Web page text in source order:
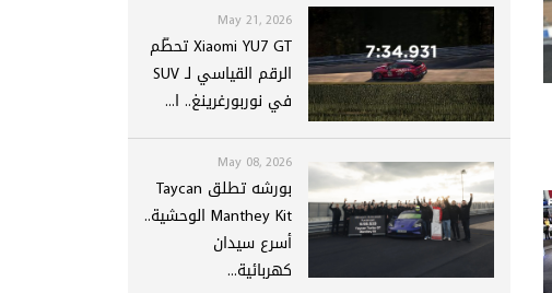
May 21, 2026
Xiaomi YU7 GT تحطّم
الرقم القياسي لـ SUV
في نوربورغرينغ.. ا...
May 08, 2026
بورشه تطلق Taycan
Manthey Kit الوحشية..
أسرع سيدان
كهربائية...